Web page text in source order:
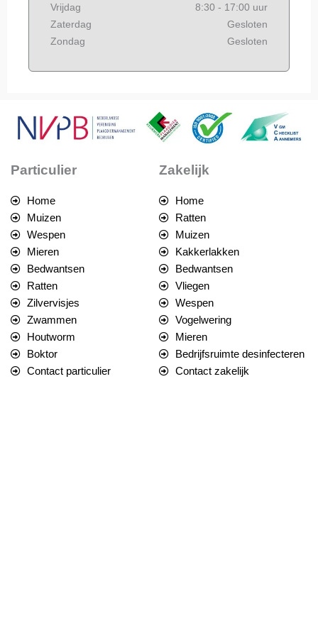
Vrijdag
8:30 - 17:00 uur
Zaterdag
Gesloten
Zondag
Gesloten
Particulier
Home
Muizen
Wespen
Mieren
Bedwantsen
Ratten
Zilvervisjes
Zwammen
Houtworm
Boktor
Contact particulier
Zakelijk
Home
Ratten
Muizen
Kakkerlakken
Bedwantsen
Vliegen
Wespen
Vogelwering
Mieren
Bedrijfsruimte desinfecteren
Contact zakelijk